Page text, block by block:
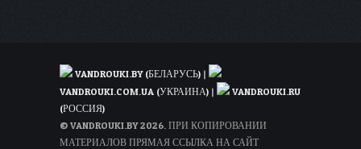
VANDROUKI.BY (БЕЛАРУСЬ) |
VANDROUKI.COM.UA (УКРАИНА) |
VANDROUKI.RU
(РОССИЯ)
© VANDROUKI.BY 2026. ПРИ КОПИРОВАНИИ
МАТЕРИАЛОВ ПРЯМАЯ ССЫЛКА НА САЙТ